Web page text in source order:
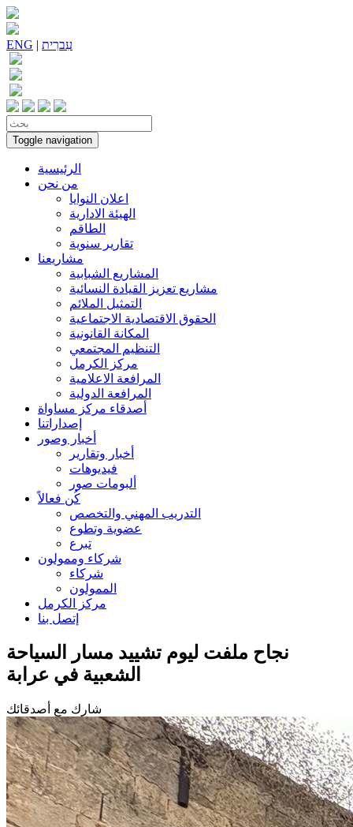
ENG | עִברִית
Toggle navigation
الرئيسية
من نحن
اعلان النوايا
الهيئة الادارية
الطاقم
تقارير سنوية
مشاريعنا
المشاريع الشبابية
مشاريع تعزيز القيادة النسائية
التمثيل الملائم
الحقوق الاقتصادية الاجتماعية
المكانة القانونية
التنظيم المجتمعي
مركز الكرمل
المرافعة الاعلامية
المرافعة الدولية
أصدقاء مركز مساواة
إصداراتنا
أخبار وصور
أخبار وتقارير
فيديوهات
ألبومات صور
كُن فعالاً
التدريب المهني والتخصص
عضوية وتطوع
تبرع
شركاء وممولون
شركاء
الممولون
مركز الكرمل
إتصل بنا
نجاح ملفت ليوم تشييد مسار السياحة
الشعبية في عرابة
شارك مع أصدقائك